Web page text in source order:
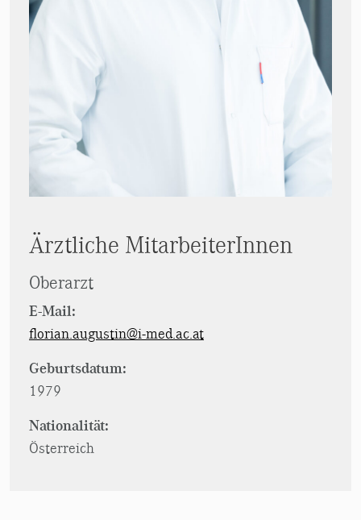
Ärztliche MitarbeiterInnen
Oberarzt
E-Mail:
florian.augustin@i-med.ac.at
Geburtsdatum:
1979
Nationalität:
Österreich